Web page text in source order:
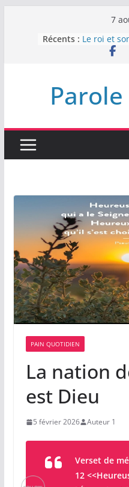
7
Récents : Le roi et
LABAN
PAIN QUOTIDIEN
La nation
est Dieu
5 février 2026 Auteur 1
Verset de
12